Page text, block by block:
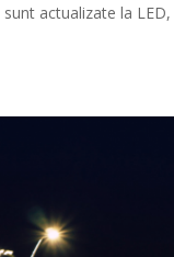
actualizate la